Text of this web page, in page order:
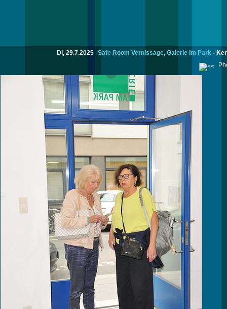
Di, 29.7.2025 Safe Room Vernissage, Galerie im Park -